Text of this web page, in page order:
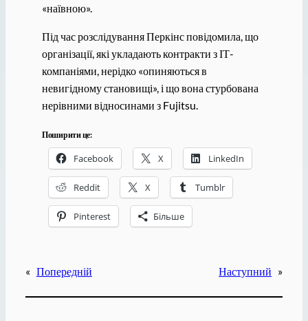
«наївною».
Під час розслідування Перкінс повідомила, що
організації, які укладають контракти з ІТ-
компаніями, нерідко «опиняються в
невигідному становищі», і що вона стурбована
нерівними відносинами з Fujitsu.
Поширити це:
Facebook X LinkedIn
Reddit X Tumblr
Pinterest Більше
« Попередній Наступний »